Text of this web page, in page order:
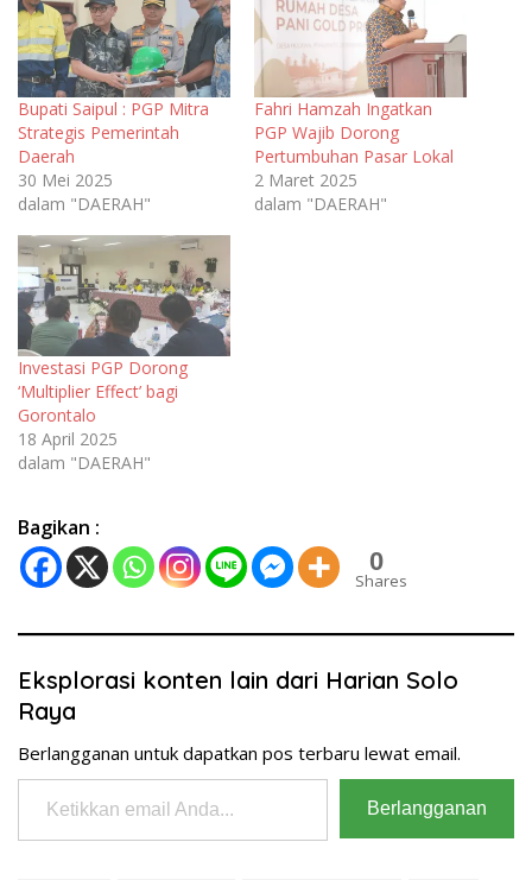
Bupati Saipul : PGP Mitra
Strategis Pemerintah
Daerah
30 Mei 2025
dalam "DAERAH"
Fahri Hamzah Ingatkan
PGP Wajib Dorong
Pertumbuhan Pasar Lokal
2 Maret 2025
dalam "DAERAH"
Investasi PGP Dorong
‘Multiplier Effect’ bagi
Gorontalo
18 April 2025
dalam "DAERAH"
Bagikan :
0
Shares
Eksplorasi konten lain dari Harian Solo
Raya
Berlangganan untuk dapatkan pos terbaru lewat email.
Ketikkan email Anda...
Berlangganan